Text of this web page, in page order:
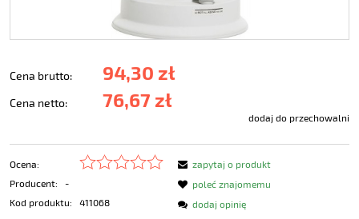
Cena brutto: 94,30 zł
Cena netto: 76,67 zł
dodaj do przechowalni
Ocena:
Producent:
-
Kod produktu:
411068
zapytaj o produkt
poleć znajomemu
dodaj opinię